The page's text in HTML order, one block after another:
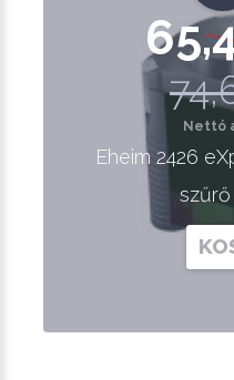
Nettó
Eheim 2426